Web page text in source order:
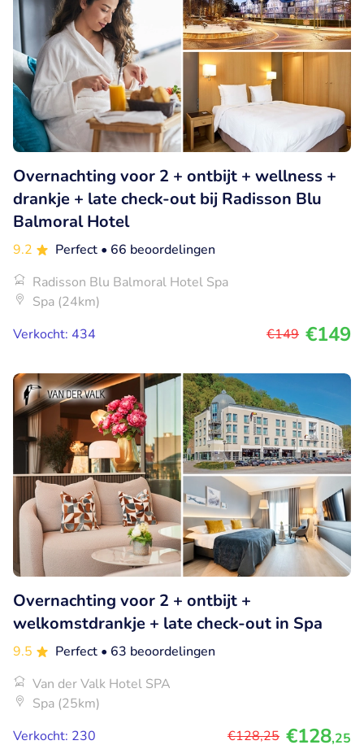
Overnachting voor 2 + ontbijt + wellness +
drankje + late check-out bij Radisson Blu
Balmoral Hotel
9.2 Perfect • 66 beoordelingen
Radisson Blu Balmoral Hotel Spa
Spa (24km)
Verkocht: 434
€149 €149
Overnachting voor 2 + ontbijt +
welkomstdrankje + late check-out in Spa
9.5 Perfect • 63 beoordelingen
Van der Valk Hotel SPA
Spa (25km)
Verkocht: 230
€128,25 €128,25